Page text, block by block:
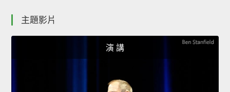
主題影片
演 講